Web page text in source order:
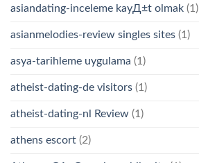
asiandating-inceleme kayД±t olmak (1)
asianmelodies-review singles sites (1)
asya-tarihleme uygulama (1)
atheist-dating-de visitors (1)
atheist-dating-nl Review (1)
athens escort (2)